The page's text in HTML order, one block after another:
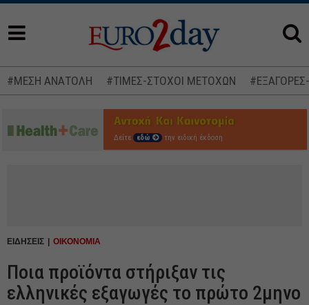
#ΜΕΣΗ ΑΝΑΤΟΛΗ #ΤΙΜΕΣ-ΣΤΟΧΟΙ ΜΕΤΟΧΩΝ
Δείτε εδώ την ειδική έκδοση
ΕΙΔΗΣΕΙΣ ΟΙΚΟΝΟΜΙΑ
Ποια προϊόντα στήριξαν τις
ελληνικές εξαγωγές το πρώτο 2μηνο